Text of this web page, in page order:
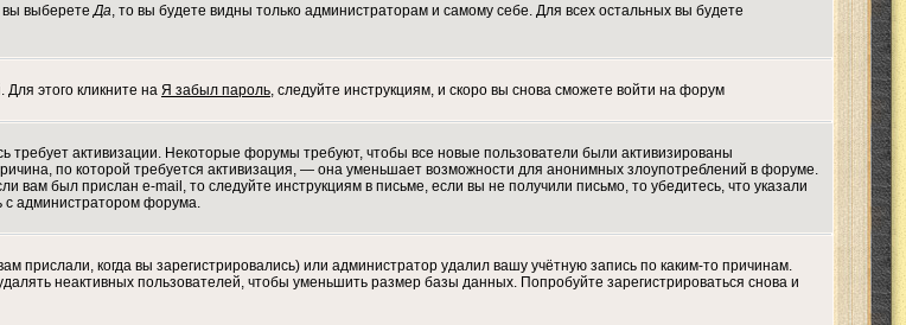
вы выберетеДа, то вы будете видны только администраторам и самому себе. Для всех остальных вы будете
этого кликните на Я забыл пароль, следуйте инструкциям, и скоро вы снова сможете войти на форум
активизации. Некоторые форумы требуют, чтобы все новые пользователи были активизированы
по которой требуется активизация, — она уменьшает возможности для анонимных злоупотреблений в форуме.
вам был прислан e-mail, то следуйте инструкциям в письме, если вы не получили письмо, то убедитесь, что указали
с администратором форума.
когда вы зарегистрировались) или администратор удалил вашу учётную запись по каким-то причинам.
неактивных пользователей, чтобы уменьшить размер базы данных. Попробуйте зарегистрироваться снова и